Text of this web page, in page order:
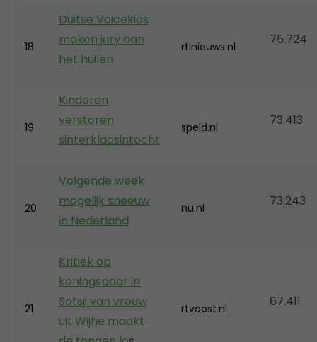
18
Duitse Voicekids
maken jury aan
het huilen
rtlnieuws.nl 75.724
19
Kinderen
verstoren
sinterklaasintocht
speld.nl 73.413
20
Volgende week
mogelijk sneeuw
in Nederland
nu.nl 73.243
21
Kritiek op
koningspaar in
Sotsji van vrouw
uit Wijhe maakt
rtvoost.nl 67.411